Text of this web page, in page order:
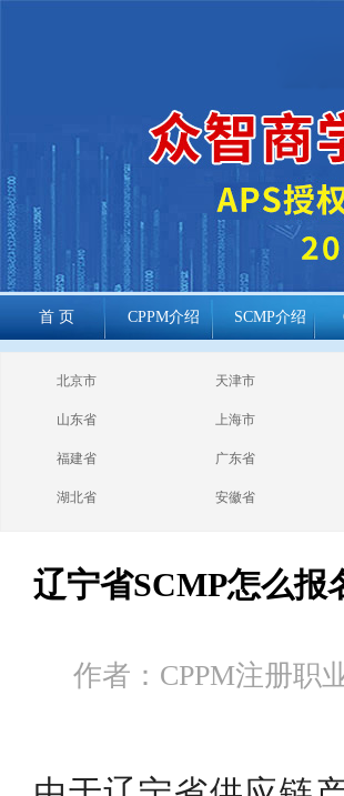
首 页 CPPM介绍 SCMP介绍
cppm报考常见
问题
北京市 天津市
山东省 上海市
福建省 广东省
湖北省 安徽省
辽宁省SCMP怎么报
作者：CPPM注册职